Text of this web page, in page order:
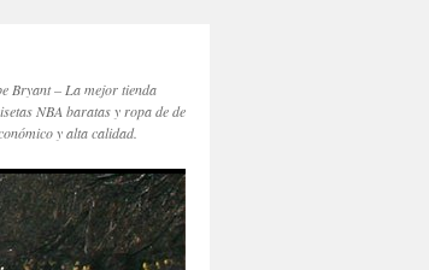
Bryant – La mejor tienda
NBA baratas y ropa de de
y alta calidad.